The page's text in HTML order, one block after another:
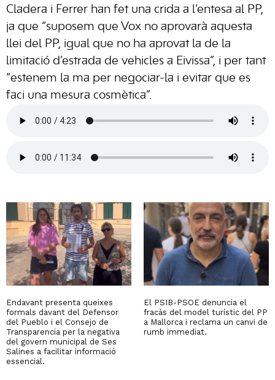
Cladera i Ferrer han fet una crida a l’entesa al PP,
ja que “suposem que Vox no aprovarà aquesta
llei del PP, igual que no ha aprovat la de la
limitació d’estrada de vehicles a Eivissa”, i per tant
“estenem la ma per negociar-la i evitar que es
faci una mesura cosmètica”.
Endavant presenta queixes
formals davant del Defensor
del Pueblo i el Consejo de
Transparencia per la negativa
del govern municipal de Ses
Salines a facilitar informació
essencial.
El PSIB-PSOE denuncia el
fracàs del model turístic del PP
a Mallorca i reclama un canvi de
rumb immediat.